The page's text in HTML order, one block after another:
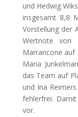
und Hedwig
insgesamt 8,8
Vorstellung der
Wertnote von
Marrancone auf
Maria
das Team auf
und Ina
fehlerfrei.
vor.